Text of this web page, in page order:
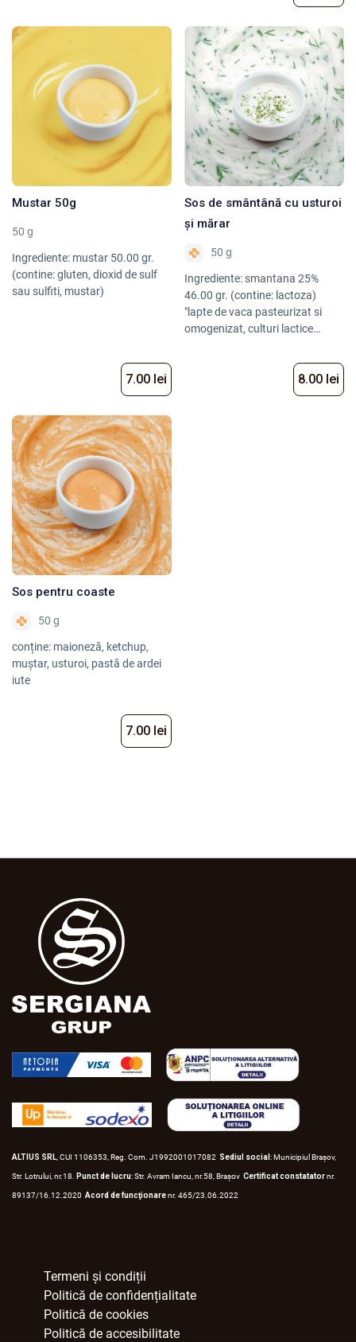
pudra de ceapa, piper alb,
drojdie, arome naturale ",
Mustar 50g
50 g
Ingrediente: mustar 50.00 gr.
(contine: gluten, dioxid de sulf
sau sulfiti, mustar)
7.00 lei
Sos de smântână cu usturoi
și mărar
50 g
Ingrediente: smantana 25%
46.00 gr. (contine: lactoza)
"lapte de vaca pasteurizat si
omogenizat, culturi lactice
zer", usturoi, marar verde, sare
8.00 lei
Sos pentru coaste
50 g
conține: maioneză, ketchup,
muștar, usturoi, pastă de ardei
iute
7.00 lei
ALTIUS SRL , CUI 1106353, Reg. Com. J1992001017082 Sediul social : Municipiul Braşov,
Str. Lotrului, nr.18. Punct de lucru: Str. Avram Iancu, nr.58, Braşov Certificat constatatornr.
89137/16.12.2020 Acord de funcţionarenr. 465/23.06.2022
Termeni și condiții
Politică de confidențialitate
Politică de cookies
Politică de accesibilitate